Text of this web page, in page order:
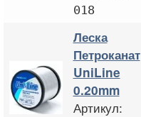
018
Леска
Петроканат
UniLine
0.20mm
Артикул: